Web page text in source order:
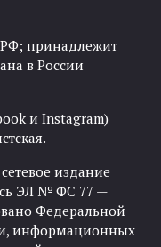
РФ; принадлежит
в России
и Instagram)
издание
ЭЛ № ФС 77 —
Федеральной
информационных